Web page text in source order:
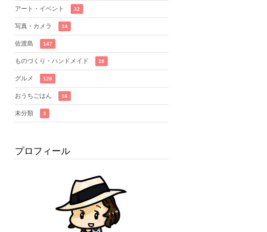
アート・イベント 32
写真・カメラ 34
佐渡島 147
ものづくり・ハンドメイド 28
グルメ 128
おうちごはん 16
未分類 3
プロフィール